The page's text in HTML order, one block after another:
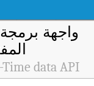
واجهة
data API